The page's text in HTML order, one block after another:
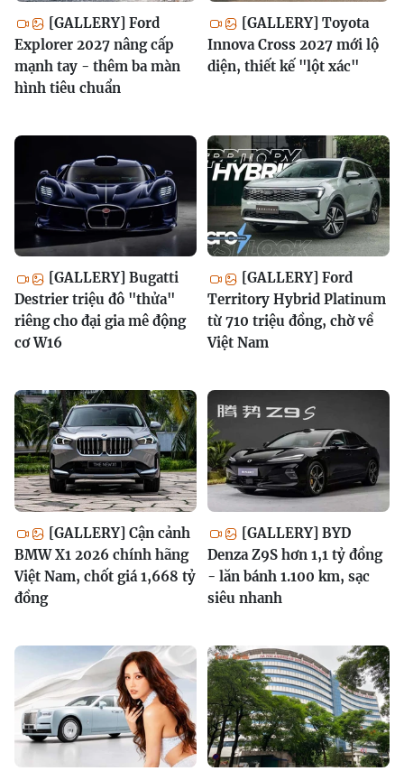
[GALLERY] Ford
Explorer 2027 nâng cấp
mạnh tay - thêm ba màn
hình tiêu chuẩn
[GALLERY] Toyota
Innova Cross 2027 mới lộ
diện, thiết kế "lột xác"
[GALLERY] Bugatti
Destrier triệu đô "thửa"
riêng cho đại gia mê động
cơ W16
[GALLERY] Ford
Territory Hybrid Platinum
từ 710 triệu đồng, chờ về
Việt Nam
[GALLERY] Cận cảnh
BMW X1 2026 chính hãng
Việt Nam, chốt giá 1,668 tỷ
đồng
[GALLERY] BYD
Denza Z9S hơn 1,1 tỷ đồng
- lăn bánh 1.100 km, sạc
siêu nhanh